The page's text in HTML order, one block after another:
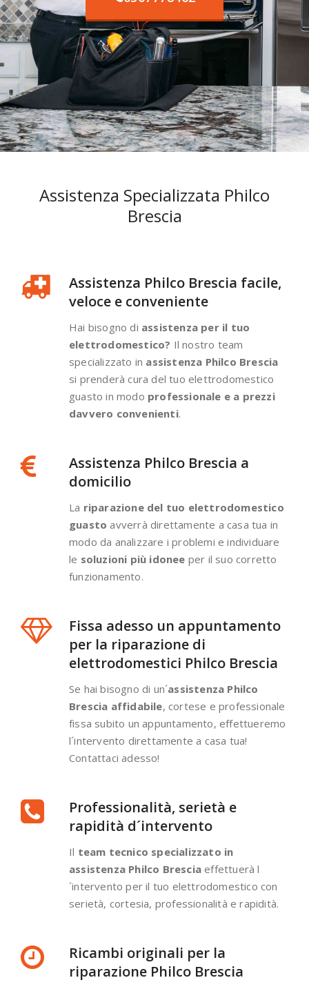
Assistenza Specializzata Philco
Brescia
Assistenza Philco Brescia facile,
veloce e conveniente
Hai bisogno di assistenza per il tuo
elettrodomestico? Il nostro team
specializzato in assistenza Philco Brescia
si prenderà cura del tuo elettrodomestico
guasto in modo professionale e a prezzi
davvero convenienti.
Assistenza Philco Brescia a
domicilio
La riparazione del tuo elettrodomestico
guasto avverrà direttamente a casa tua in
modo da analizzare i problemi e individuare
le soluzioni più idonee per il suo corretto
funzionamento.
Fissa adesso un appuntamento
per la riparazione di
elettrodomestici Philco Brescia
Se hai bisogno di un´assistenza Philco
Brescia affidabile, cortese e professionale
fissa subito un appuntamento, effettueremo
l´intervento direttamente a casa tua!
Contattaci adesso!
Professionalità, serietà e
rapidità d´intervento
Il team tecnico specializzato in
assistenza Philco Bresciaeffettuerà l
´intervento per il tuo elettrodomestico con
serietà, cortesia, professionalità e rapidità.
Ricambi originali per la
riparazione Philco Brescia